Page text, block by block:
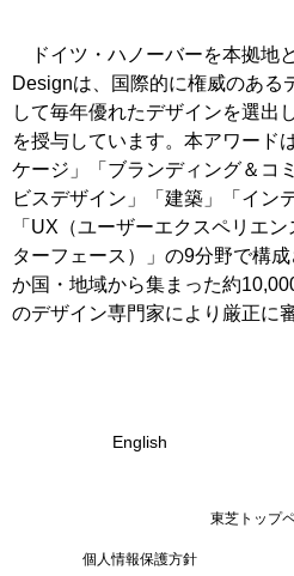
ドイツ・ハノーバーを本拠地
Designは、国際的に権威のある
して毎年優れたデザインを選出
を授与しています。本アワード
ケージ」「ブランディング＆コ
ビスデザイン」「建築」「イン
「UX（ユーザーエクスペリエ
ターフェース）」の9分野で構
か国・地域から集まった約
のデザイン専門家により厳正に
English
東芝トップ
個人情報保護方針